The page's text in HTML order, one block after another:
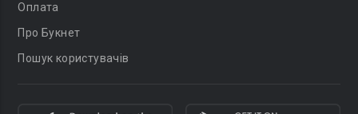
Оплата
Про Букнет
Пошук користувачів